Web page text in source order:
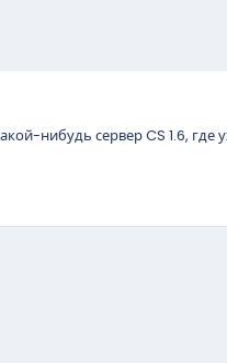
нибудь сервер CS 1.6, где